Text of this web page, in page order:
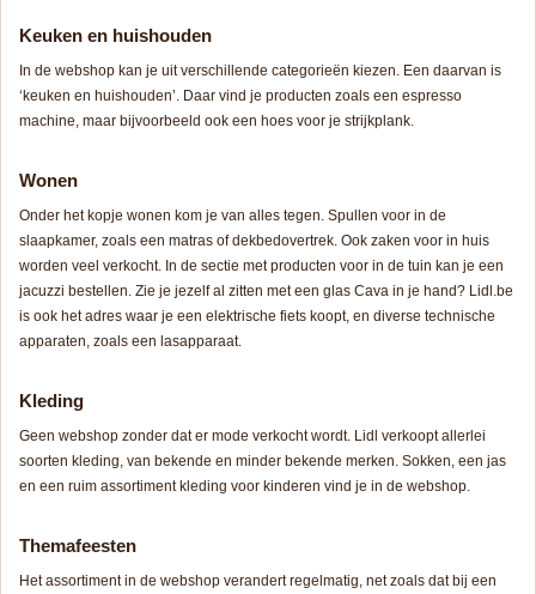
Keuken en huishouden
In de webshop kan je uit verschillende categorieën kiezen. Een daarvan is
‘keuken en huishouden’. Daar vind je producten zoals een espresso
machine, maar bijvoorbeeld ook een hoes voor je strijkplank.
Wonen
Onder het kopje wonen kom je van alles tegen. Spullen voor in de
slaapkamer, zoals een matras of dekbedovertrek. Ook zaken voor in huis
worden veel verkocht. In de sectie met producten voor in de tuin kan je een
jacuzzi bestellen. Zie je jezelf al zitten met een glas Cava in je hand? Lidl.be
is ook het adres waar je een elektrische fiets koopt, en diverse technische
apparaten, zoals een lasapparaat.
Kleding
Geen webshop zonder dat er mode verkocht wordt. Lidl verkoopt allerlei
soorten kleding, van bekende en minder bekende merken. Sokken, een jas
en een ruim assortiment kleding voor kinderen vind je in de webshop.
Themafeesten
Het assortiment in de webshop verandert regelmatig, net zoals dat bij een